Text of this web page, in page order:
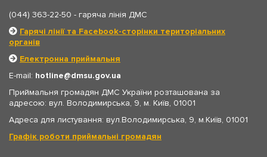
(044) 363-22-50 - гаряча лінія ДМС
Гарячі лінії та Facebook-сторінки територіальних
органів
Електронна приймальня
E-mail: hotline
dmsu.gov.ua
Приймальня громадян ДМС України розташована за
адресою: вул. Володимирська, 9, м. Київ, 01001
Адреса для листування: вул.Володимирська, 9, м.Київ, 01001
Графік роботи приймальні громадян